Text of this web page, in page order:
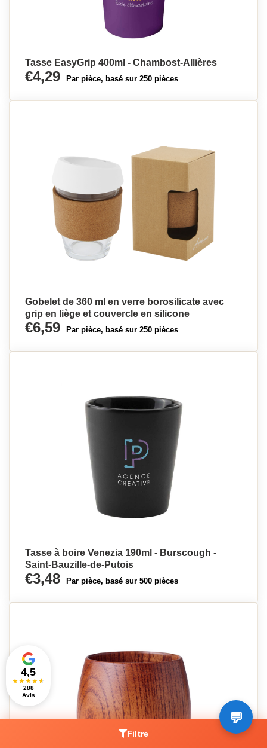
Tasse EasyGrip 400ml - Chambost-Allières
€4,29 Par pièce, basé sur 250 pièces
Gobelet de 360 ml en verre borosilicate avec
grip en liège et couvercle en silicone
€6,59 Par pièce, basé sur 250 pièces
Tasse à boire Venezia 190ml - Burscough -
Saint-Bauzille-de-Putois
€3,48 Par pièce, basé sur 500 pièces
Filtre
4,5
★★★★★
288
Avis